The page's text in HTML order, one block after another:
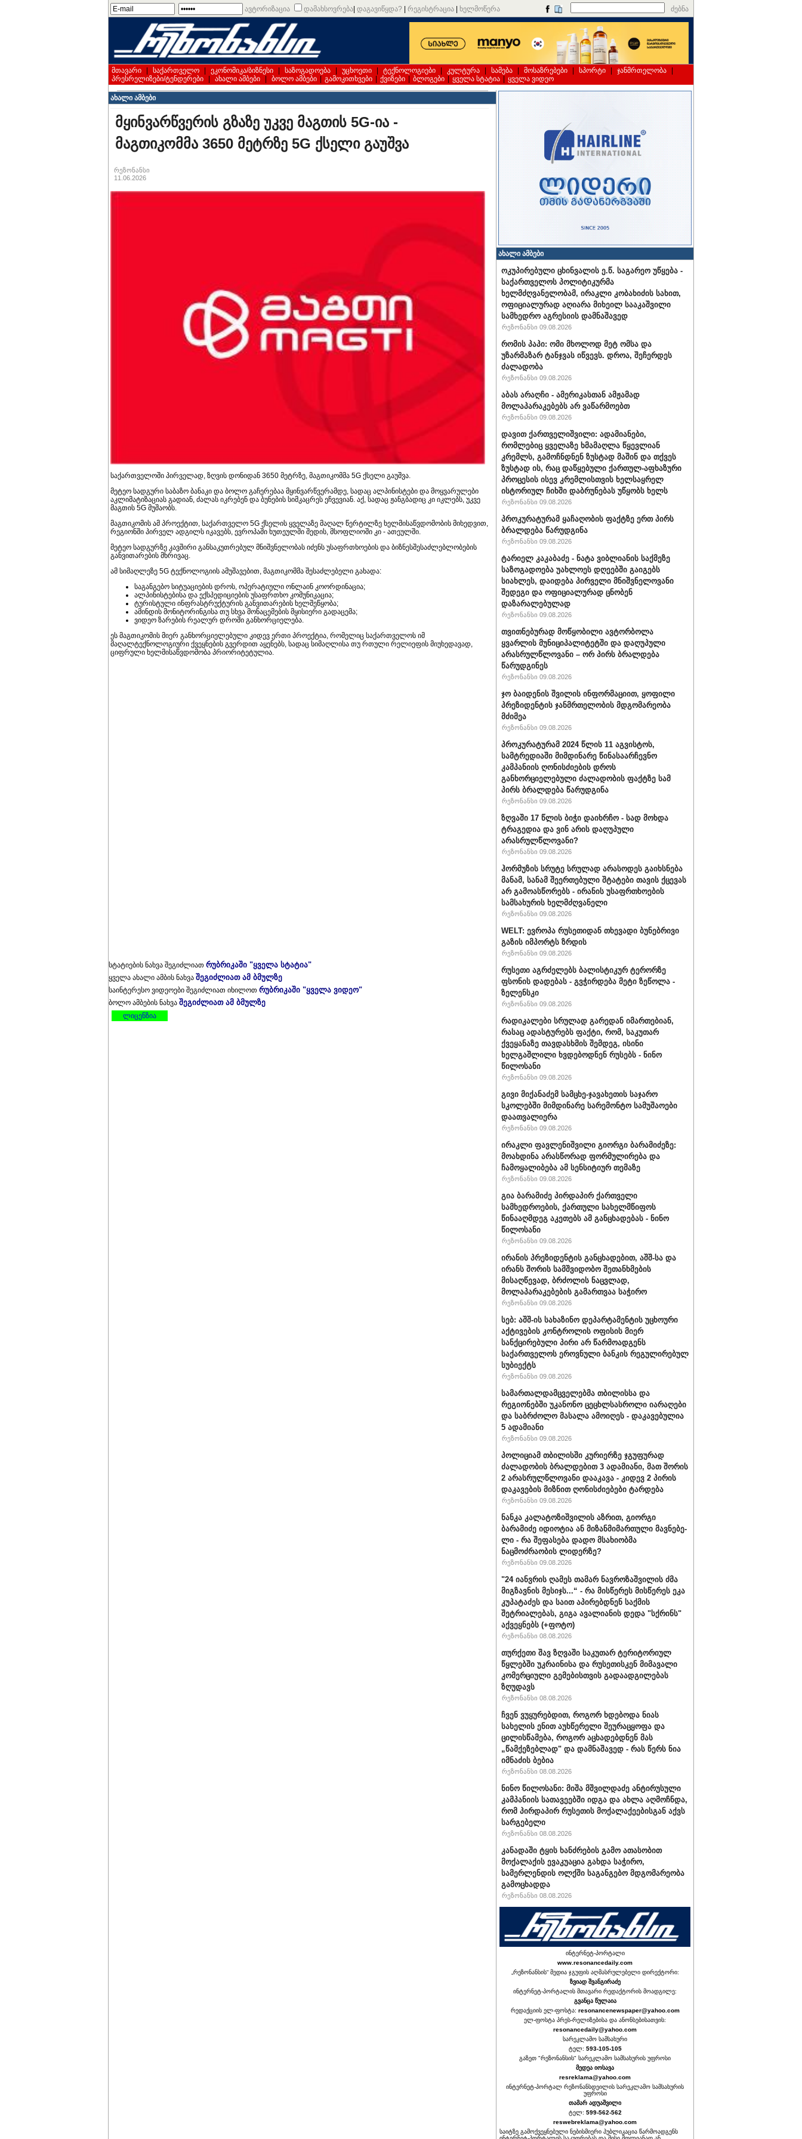
ავტორიზაცია დამახსოვრება დაგავიწყდა? რეგისტრაცია ხელმოწერა ძებნა
მთავარი საქართველო ეკონომიკა/ბიზნესი საზოგადოება უცხოეთი ტექნოლოგიები კულტურა სამება მოსაზრებები სპორტი ჯანმრთელობა
პრესრელიზები/ტენდერები
ახალი ამბები ბოლო ამბები გამოკითხვები ქვიზები ბლოგები ყველა სტატია ყველა ვიდეო
ახალი ამბები
მყინვარწვერის გზაზე უკვე მაგთის 5G-ია -
მაგთიკომმა 3650 მეტრზე 5G ქსელი გაუშვა
რეზონანსი
11.06.2026
საქართველოში პირველად, ზღვის დონიდან 3650 მეტრზე, მაგთიკომმა 5G ქსელი გაუშვა.
მეტეო სადგური საბაზო ბანაკი და ბოლო გაჩერებაა მყინვარწვერამდე, სადაც ალპინისტები და მოყვარულები
აკლიმატიზაციას გადიან, ძალას იკრებენ და ბუნების სიმკაცრეს ეჩვევიან. აქ, სადაც ჟანგბადიც კი იკლებს, უკვე
მაგთის 5G მუშაობს.
მაგთიკომის ამ პროექტით, საქართველო 5G ქსელის ყველაზე მაღალ წერტილზე ხელმისაწვდომობის მიხედვით,
რეგიონში პირველ ადგილს იკავებს, ევროპაში ხუთეულში შედის, მსოფლიოში კი - ათეულში.
მეტეო სადგურზე კავშირი განსაკუთრებულ მნიშვნელობას იძენს უსაფრთხოების და ბიზნესშესაძლებლობების
განვითარების მხრივაც.
ამ სიმაღლეზე 5G ტექნოლოგიის ამუშავებით, მაგთიკომმა შესაძლებელი გახადა:
საგანგებო სიტუაციების დროს, ოპერატიული ონლაინ კოორდინაცია;
ალპინისტებისა და ექსპედიციების უსაფრთხო კომუნიკაცია;
ტურისტული ინფრასტრუქტურის განვითარების ხელშეწყობა;
ამინდის მონიტორინგისა თუ სხვა მონაცემების მყისიერი გადაცემა;
ვიდეო ზარების რეალურ დროში განხორციელება.
ეს მაგთიკომის მიერ განხორციელებული კიდევ ერთი პროექტია, რომელიც საქართველოს იმ
მაღალტექნოლოგიური ქვეყნების გვერდით აყენებს, სადაც სიმაღლისა თუ რთული რელიეფის მიუხედავად,
ციფრული ხელმისაწვდომობა პრიორიტეტულია.
სტატიების ნახვა შეგიძლიათ რუბრიკაში "ყველა სტატია"
ყველა ახალი ამბის ნახვა შეგიძლიათ ამ ბმულზე
საინტერესო ვიდეოები შეგიძლიათ იხილოთ რუბრიკაში "ყველა ვიდეო"
ბოლო ამბების ნახვა შეგიძლიათ ამ ბმულზე
ლიცენზია
ახალი ამბები
ოკუპირებული ცხინვალის ე.წ. საგარეო უწყება -
საქართველოს პოლიტიკურმა
ხელმძღვანელობამ, ირაკლი კობახიძის სახით,
ოფიციალურად აღიარა მიხეილ სააკაშვილი
სამხედრო აგრესიის დამნაშავედ
რეზონანსი 09.08.2026
რომის პაპი: ომი მხოლოდ მეტ ომსა და
უზარმაზარ ტანჯვას იწვევს. დროა, შეჩერდეს
ძალადობა
რეზონანსი 09.08.2026
აბას არაღჩი - ამერიკასთან ამჟამად
მოლაპარაკებებს არ ვაწარმოებთ
რეზონანსი 09.08.2026
დავით ქართველიშვილი: ადამიანები,
რომლებიც ყველაზე ხმამაღლა წყევლიან
კრემლს, გამოჩნდნენ ზუსტად მაშინ და თქვეს
ზუსტად ის, რაც დაწყებული ქართულ-აფხაზური
პროცესის ისევ კრემლისთვის ხელსაყრელ
ისტორიულ ჩიხში დაბრუნებას უწყობს ხელს
რეზონანსი 09.08.2026
პროკურატურამ ყაჩაღობის ფაქტზე ერთ პირს
ბრალდება წარუდგინა
რეზონანსი 09.08.2026
ტარიელ კაკაბაძე - ნატა ვიბლიანის საქმეზე
საზოგადოება უახლოეს დღეებში გაიგებს
სიახლეს, დაიდება პირველი მნიშვნელოვანი
შედეგი და ოფიციალურად ცნობენ
დაზარალებულად
რეზონანსი 09.08.2026
თვითნებურად მოწყობილი ავტორბოლა
ყვარლის მუნიციპალიტეტში და დაღუპული
არასრულწლოვანი – ორ პირს ბრალდება
წარუდგინეს
რეზონანსი 09.08.2026
ჯო ბაიდენის შვილის ინფორმაციით, ყოფილი
პრეზიდენტის ჯანმრთელობის მდგომარეობა
მძიმეა
რეზონანსი 09.08.2026
პროკურატურამ 2024 წლის 11 აგვისტოს,
სამტრედიაში მიმდინარე წინასაარჩევნო
კამპანიის ღონისძიების დროს
განხორციელებული ძალადობის ფაქტზე სამ
პირს ბრალდება წარუდგინა
რეზონანსი 09.08.2026
ზღვაში 17 წლის ბიჭი დაიხრჩო - სად მოხდა
ტრაგედია და ვინ არის დაღუპული
არასრულწლოვანი?
რეზონანსი 09.08.2026
ჰორმუზის სრუტე სრულად არასოდეს გაიხსნება
მანამ, სანამ შეერთებული შტატები თავის ქცევას
არ გამოასწორებს - ირანის უსაფრთხოების
სამსახურის ხელმძღვანელი
რეზონანსი 09.08.2026
WELT: ევროპა რუსეთიდან თხევადი ბუნებრივი
გაზის იმპორტს ზრდის
რეზონანსი 09.08.2026
რუსეთი აგრძელებს ბალისტიკურ ტერორზე
ფსონის დადებას - გვჭირდება მეტი ზეწოლა -
ზელენსკი
რეზონანსი 09.08.2026
რადიკალები სრულად გარედან იმართებიან,
რასაც ადასტურებს ფაქტი, რომ, საკუთარ
ქვეყანაზე თავდასხმის შემდეგ, ისინი
ხელგაშლილი ხვდებოდნენ რუსებს - ნინო
წილოსანი
რეზონანსი 09.08.2026
გივი მიქანაძემ სამცხე-ჯავახეთის საჯარო
სკოლებში მიმდინარე სარემონტო სამუშაოები
დაათვალიერა
რეზონანსი 09.08.2026
ირაკლი ფავლენიშვილი გიორგი ბარამიძეზე:
მოახდინა არასწორად ფორმულირება და
ჩამოყალიბება ამ სენსიტიურ თემაზე
რეზონანსი 09.08.2026
გია ბარამიძე პირდაპირ ქართველი
სამხედროების, ქართული სახელმწიფოს
წინააღმდეგ აკეთებს ამ განცხადებას - ნინო
წილოსანი
რეზონანსი 09.08.2026
ირანის პრეზიდენტის განცხადებით, აშშ-სა და
ირანს შორის სამშვიდობო შეთანხმების
მისაღწევად, ბრძოლის ნაცვლად,
მოლაპარაკებების გამართვაა საჭირო
რეზონანსი 09.08.2026
სებ: აშშ-ის სახაზინო დეპარტამენტის უცხოური
აქტივების კონტროლის ოფისის მიერ
სანქცირებული პირი არ წარმოადგენს
საქართველოს ეროვნული ბანკის რეგულირებულ
სუბიექტს
რეზონანსი 09.08.2026
სამართალდამცველებმა თბილისსა და
რეგიონებში უკანონო ცეცხლსასროლი იარაღები
და საბრძოლო მასალა ამოიღეს - დაკავებულია
5 ადამიანი
რეზონანსი 09.08.2026
პოლიციამ თბილისში კურიერზე ჯგუფურად
ძალადობის ბრალდებით 3 ადამიანი, მათ შორის
2 არასრულწლოვანი დააკავა - კიდევ 2 პირის
დაკავების მიზნით ღონისძიებები ტარდება
რეზონანსი 09.08.2026
ნანკა კალატოზიშვილის აზრით, გიორგი
ბარამიძე იდიოტია ან მი­ზან­მი­მარ­თუ­ლი მავ­ნე­ბე­
ლი - რა შეფასება დადო მსახიობმა
ნაცმოძრაობის ლიდერზე?
რეზონანსი 09.08.2026
"24 იანვრის ღამეს თამარ ნავროზაშვილის ძმა
მიგზავნის მესიჯს...“ - რა მისწერეს მისწერეს ეკა
კუპატაძეს და საით აპირებდნენ საქმის
შეტრიალებას, გიგა ავალიანის დედა "სქრინს"
აქვეყნებს (+ფოტო)
რეზონანსი 08.08.2026
თურქეთი შავ ზღვაში საკუთარ ტერიტორიულ
წყლებში უკრაინისა და რუსეთისკენ მიმავალი
კომერციული გემებისთვის გადაადგილებას
ზღუდავს
რეზონანსი 08.08.2026
ჩვენ ვუყურებდით, როგორ ხდებოდა ნიას
სახელის ენით აუხწერელი შეურაცყოფა და
ცილისწამება, როგორ აცხადებდნენ მას
„წამქეზებლად" და დამნაშავედ - რას წერს ნია
იმნაძის ბებია
რეზონანსი 08.08.2026
ნინო წილოსანი: მიშა მშვილდაძე ანტირუსული
კამპანიის სათავეებში იდგა და ახლა აღმოჩნდა,
რომ პირდაპირ რუსეთის მოქალაქეებისგან აქვს
სარგებელი
რეზონანსი 08.08.2026
კანადაში ტყის ხანძრების გამო ათასობით
მოქალაქის ევაკუაცია გახდა საჭირო,
სამერლენდის ოლქში საგანგებო მდგომარეობა
გამოცხადდა
რეზონანსი 08.08.2026
ინტერნეტ-პორტალი
www.resonancedaily.com
„რეზონანსის“ მედია ჯგუფის აღმასრულებელი დირექტორი:
ზვიად შვანგირაძე
ინტერნეტ-პორტალის მთავარი რედაქტორის მოადგილე:
გვანცა წულაია
რედაქციის ელ-ფოსტა: resonancenewspaper@yahoo.com
ელ-ფოსტა პრეს-რელიზებისა და ანონსებისათვის:
resonancedaily@yahoo.com
სარეკლამო სამსახური
ტელ: 593-105-105
გაზეთ "რეზონანსის" სარეკლამო სამსახურის უფროსი
მედეა იოსავა
resreklama@yahoo.com
ინტერნეტ-პორტალ რეზონანსდეილის სარეკლამო სამსახურის
უფროსი
თამარ ადუაშვილი
ტელ: 599-562-562
reswebreklama@yahoo.com
საიტზე გამოქვეყნებული ნებისმიერი პუბლიკაცია წარმოადგენს